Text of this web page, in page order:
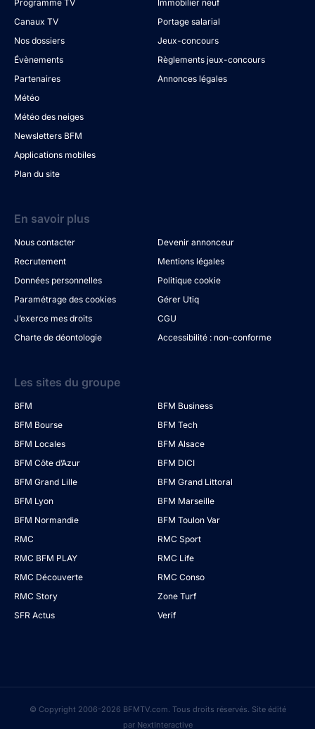
Programme TV
Canaux TV
Nos dossiers
Évènements
Partenaires
Météo
Météo des neiges
Newsletters BFM
Applications mobiles
Plan du site
Immobilier neuf
Portage salarial
Jeux-concours
Règlements jeux-concours
Annonces légales
En savoir plus
Nous contacter
Devenir annonceur
Recrutement
Mentions légales
Données personnelles
Politique cookie
Paramétrage des cookies
Gérer Utiq
J’exerce mes droits
CGU
Charte de déontologie
Accessibilité : non-conforme
Les sites du groupe
BFM
BFM Business
BFM Bourse
BFM Tech
BFM Locales
BFM Alsace
BFM Côte d’Azur
BFM DICI
BFM Grand Lille
BFM Grand Littoral
BFM Lyon
BFM Marseille
BFM Normandie
BFM Toulon Var
RMC
RMC Sport
RMC BFM PLAY
RMC Life
RMC Découverte
RMC Conso
RMC Story
Zone Turf
SFR Actus
Verif
© Copyright 2006-2026 BFMTV.com. Tous droits réservés. Site édité
par NextInteractive